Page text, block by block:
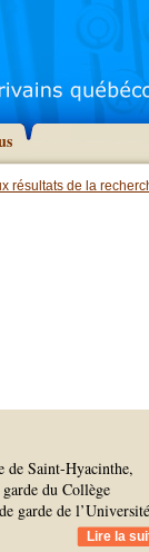
résultats de la
de Saint-Hyacinthe,
du Collège
garde de
Lire la